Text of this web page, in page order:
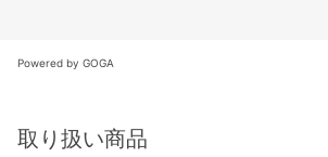
Powered by GOGA
取り扱い商品